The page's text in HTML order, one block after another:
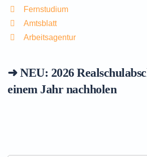
Fernstudium
Amtsblatt
Arbeitsagentur
➜ NEU: 2026
einem Jahr nachholen